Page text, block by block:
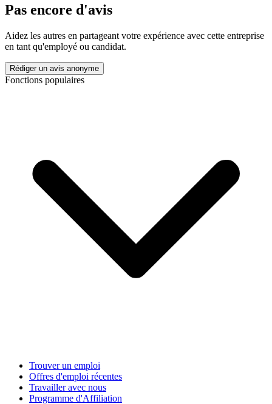
Pas encore d'avis
Aidez les autres en partageant votre expérience avec cette entreprise
en tant qu'employé ou candidat.
Rédiger un avis anonyme
Fonctions populaires
Trouver un emploi
Offres d'emploi récentes
Travailler avec nous
Programme d'Affiliation